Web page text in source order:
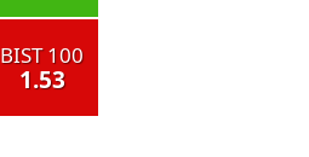
BIST 100
1.53